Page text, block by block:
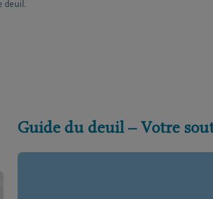
deuil.
Guide du deuil – Votre